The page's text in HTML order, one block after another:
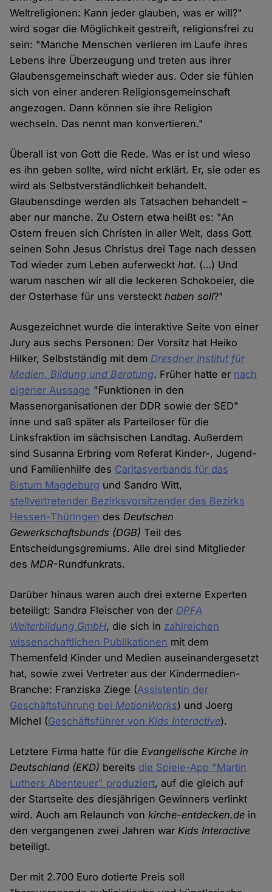
Weltreligionen: Kann jeder glauben, was er will?"
wird sogar die Möglichkeit gestreift, religionsfrei zu
sein: "Manche Menschen verlieren im Laufe ihres
Lebens ihre Überzeugung und treten aus ihrer
Glaubensgemeinschaft wieder aus. Oder sie fühlen
sich von einer anderen Religionsgemeinschaft
angezogen. Dann können sie ihre Religion
wechseln. Das nennt man konvertieren."
Überall ist von Gott die Rede. Was er ist und wieso
es ihn geben sollte, wird nicht erklärt. Er, sie oder es
wird als Selbstverständlichkeit behandelt.
Glaubensdinge werden als Tatsachen behandelt –
aber nur manche. Zu Ostern etwa heißt es: "An
Ostern freuen sich Christen in aller Welt, dass Gott
seinen Sohn Jesus Christus drei Tage nach dessen
Tod wieder zum Leben auferweckthat. (…) Und
warum naschen wir all die leckeren Schokoeier, die
der Osterhase für uns versteckt haben soll?"
Ausgezeichnet wurde die interaktive Seite von einer
Jury aus sechs Personen: Der Vorsitz hat Heiko
Hilker, Selbstständig mit dem Dresdner Institut für
Medien, Bildung und Beratung. Früher hatte er nach
eigener Aussage "Funktionen in den
Massenorganisationen der DDR sowie der SED"
inne und saß später als Parteiloser für die
Linksfraktion im sächsischen Landtag. Außerdem
sind Susanna Erbring vom Referat Kinder-, Jugend-
und Familienhilfe des Caritasverbands für das
Bistum Magdeburg und Sandro Witt,
stellvertretender Bezirksvorsitzender des Bezirks
Hessen-Thüringen des Deutschen
Gewerkschaftsbunds (DGB) Teil des
Entscheidungsgremiums. Alle drei sind Mitglieder
des MDR-Rundfunkrats.
Darüber hinaus waren auch drei externe Experten
beteiligt: Sandra Fleischer von der DPFA
Weiterbildung GmbH, die sich in zahlreichen
wissenschaftlichen Publikationen mit dem
Themenfeld Kinder und Medien auseinandergesetzt
hat, sowie zwei Vertreter aus der Kindermedien-
Branche: Franziska Ziege (Assistentin der
Geschäftsführung bei MotionWorks) und Joerg
Michel (Geschäftsführer von Kids Interactive).
Letztere Firma hatte für die Evangelische Kirche in
Deutschland (EKD) bereits die Spiele-App "Martin
Luthers Abenteuer" produziert, auf die gleich auf
der Startseite des diesjährigen Gewinners verlinkt
wird. Auch am Relaunch vonkirche-entdecken.de in
den vergangenen zwei Jahren war Kids Interactive
beteiligt.
Der mit 2.700 Euro dotierte Preis soll